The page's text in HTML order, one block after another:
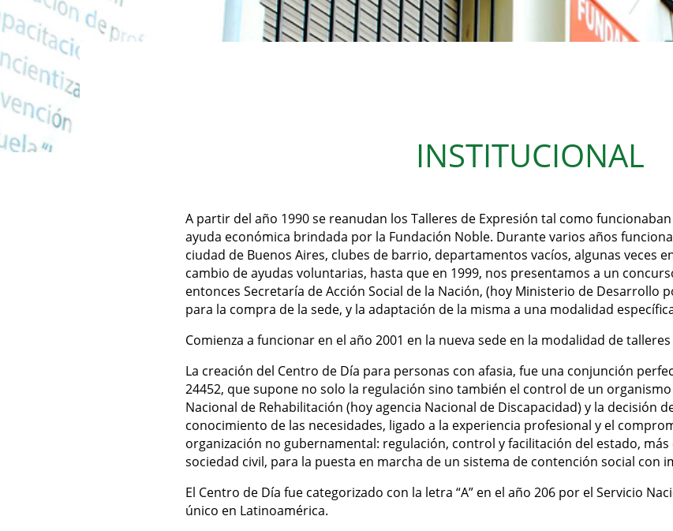
INSTITUCIONAL
A partir del año 1990 se reanudan los Talleres de Expresión tal como funcionaban
ayuda económica brindada por la Fundación Noble. Durante varios años
ciudad de Buenos Aires, clubes de barrio, departamentos vacíos, algunas veces
cambio de ayudas voluntarias, hasta que en 1999, nos presentamos a un
entonces Secretaría de Acción Social de la Nación, (hoy Ministerio de Desarrollo
para la compra de la sede, y la adaptación de la misma a una modalidad
Comienza a funcionar en el año 2001 en la nueva sede en la modalidad de
La creación del Centro de Día para personas con afasia, fue una conjunción
24452, que supone no solo la regulación sino también el control de un
Nacional de Rehabilitación (hoy agencia Nacional de Discapacidad) y la decisión
conocimiento de las necesidades, ligado a la experiencia profesional y el
organización no gubernamental: regulación, control y facilitación del estado, más
sociedad civil, para la puesta en marcha de un sistema de contención social con
El Centro de Día fue categorizado con la letra “A” en el año 206 por el Servicio
único en Latinoamérica.